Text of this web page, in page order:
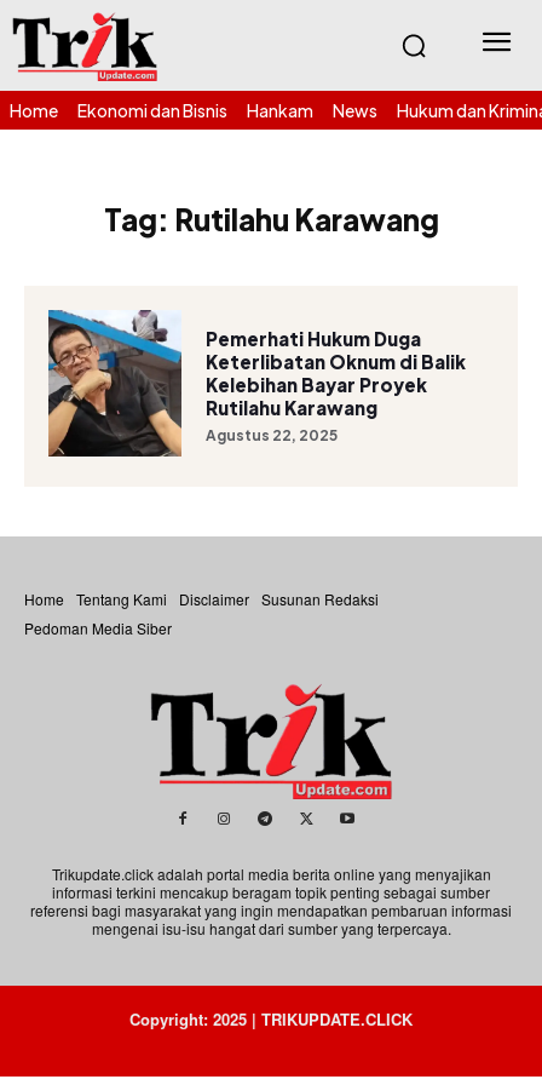
Home Ekonomi dan Bisnis Hankam News Hukum dan
Tag: Rutilahu Karawang
Pemerhati Hukum Duga
Keterlibatan Oknum di Balik
Kelebihan Bayar Proyek
Rutilahu Karawang
Agustus 22, 2025
Home Tentang Kami Disclaimer Susunan Redaksi
Pedoman Media Siber
Trikupdate.click adalah portal media berita online yang menyajikan
informasi terkini mencakup beragam topik penting sebagai sumber
referensi bagi masyarakat yang ingin mendapatkan pembaruan informasi
mengenai isu-isu hangat dari sumber yang terpercaya.
Copyright: 2025 | TRIKUPDATE.CLICK